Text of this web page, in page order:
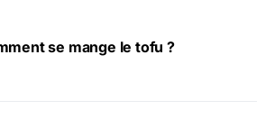
se mange le tofu ?